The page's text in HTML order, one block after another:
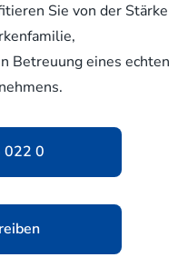
Sie von der Stärke
Betreuung eines echten
0